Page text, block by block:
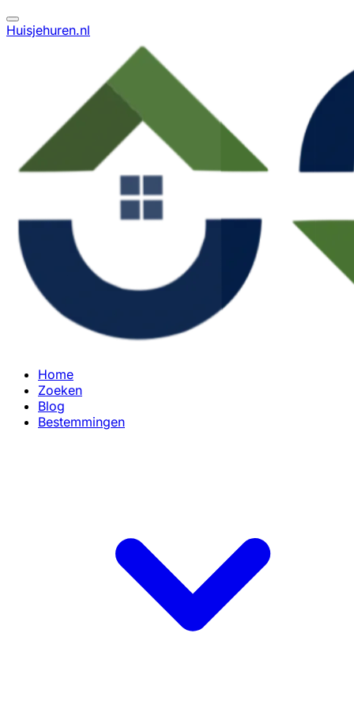
Huisjehuren.nl
Home
Zoeken
Blog
Bestemmingen